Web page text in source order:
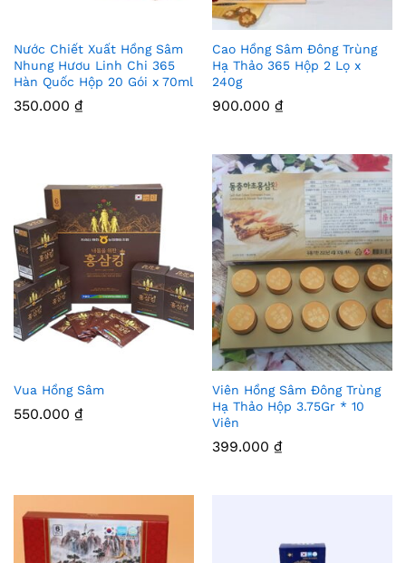
Thê
m
h
Nước Chiết Xuất Hồng Sâm
Nhung Hươu Linh Chi 365
Hàn Quốc Hộp 20 Gói x 70ml
350.000 ₫
Thê
Thíc
h
Cao Hồng Sâm Đông Trùng
Hạ Thảo 365 Hộp 2 Lọ x
240g
900.000 ₫
Thíc
h
Vua Hồng Sâm
550.000 ₫
Thê
h
Viên Hồng Sâm Đông Trùng
Hạ Thảo Hộp 3.75Gr * 10
Viên
399.000 ₫